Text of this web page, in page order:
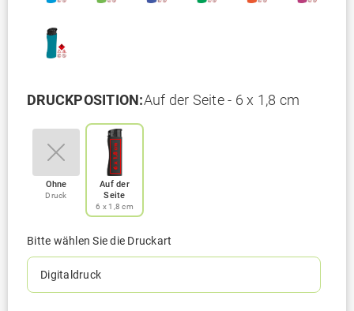
DRUCKPOSITION:Auf der Seite - 6 x 1,8 cm
Ohne
Druck
Auf der
Seite
6 x 1,8 cm
Bitte wählen Sie die Druckart
Digitaldruck